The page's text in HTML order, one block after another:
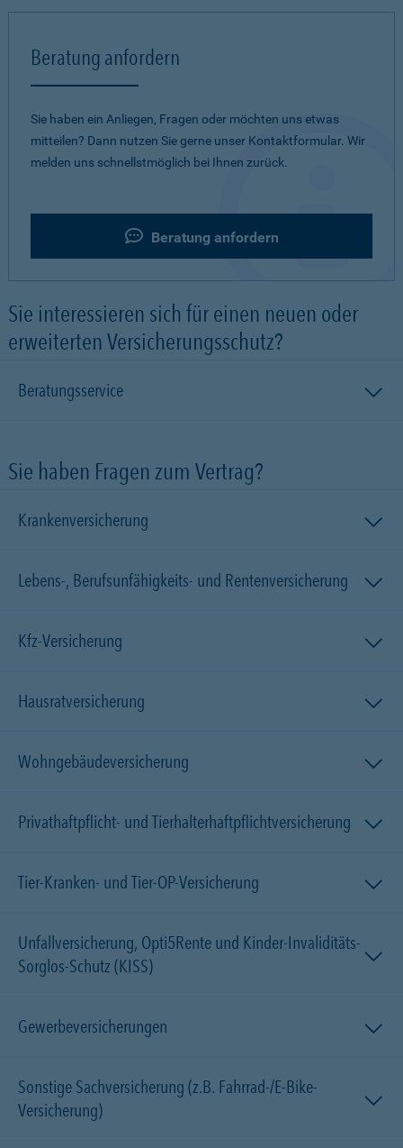
Beratung anfordern
Sie haben ein Anliegen, Fragen oder möchten uns etwas
mitteilen? Dann nutzen Sie gerne unser Kontaktformular. Wir
melden uns schnellstmöglich bei Ihnen zurück.
Beratung anfordern
Sie interessieren sich für einen neuen oder
erweiterten Versicherungsschutz?
Beratungsservice
Sie haben Fragen zum Vertrag?
Krankenversicherung
Lebens-, Berufsunfähigkeits- und Rentenversicherung
Kfz-Versicherung
Hausratversicherung
Wohngebäudeversicherung
Privathaftpflicht- und Tierhalterhaftpflichtversicherung
Tier-Kranken- und Tier-OP-Versicherung
Unfallversicherung, Opti5Rente und Kinder-Invaliditäts-
Sorglos-Schutz (KISS)
Gewerbeversicherungen
Sonstige Sachversicherung (z.B. Fahrrad-/E-Bike-
Versicherung)